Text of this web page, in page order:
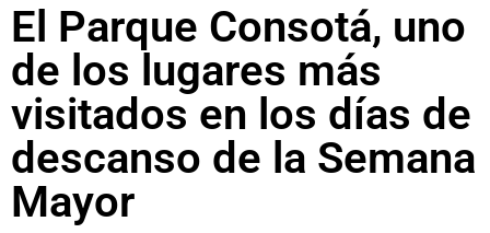
El Parque Consotá, uno
de los lugares más
visitados en los días de
descanso de la Semana
Mayor